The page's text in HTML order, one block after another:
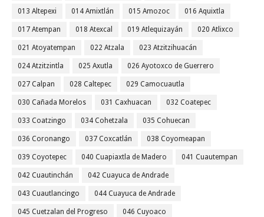
013 Altepexi 014 Amixtlán 015 Amozoc 016 Aquixtla
017 Atempan 018 Atexcal 019 Atlequizayán 020 Atlixco
021 Atoyatempan 022 Atzala 023 Atzitzihuacán
024 Atzitzintla 025 Axutla 026 Ayotoxco de Guerrero
027 Calpan 028 Caltepec 029 Camocuautla
030 Cañada Morelos 031 Caxhuacan 032 Coatepec
033 Coatzingo 034 Cohetzala 035 Cohuecan
036 Coronango 037 Coxcatlán 038 Coyomeapan
039 Coyotepec 040 Cuapiaxtla de Madero 041 Cuautempan
042 Cuautinchán 042 Cuayuca de Andrade
043 Cuautlancingo 044 Cuayuca de Andrade
045 Cuetzalan del Progreso 046 Cuyoaco